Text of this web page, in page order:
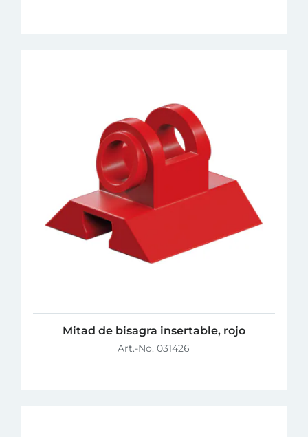
Mitad de bisagra insertable, rojo
Art.-No. 031426